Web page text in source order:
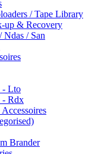
/ Tape Library
up & Recovery
Ndas / San
- Lto
- Rdx
Brander